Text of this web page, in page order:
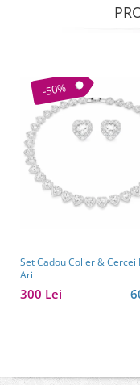
-50%
Set Cadou Colier & Cercei
Ari
300 Lei